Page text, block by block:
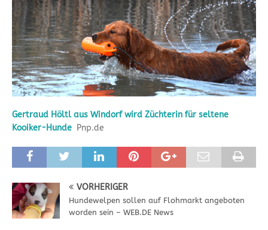
Gertraud Höltl aus Windorf wird Züchterin für seltene
Kooiker-Hunde Pnp.de
VORHERIGER
Hundewelpen sollen auf Flohmarkt angeboten
worden sein – WEB.DE News